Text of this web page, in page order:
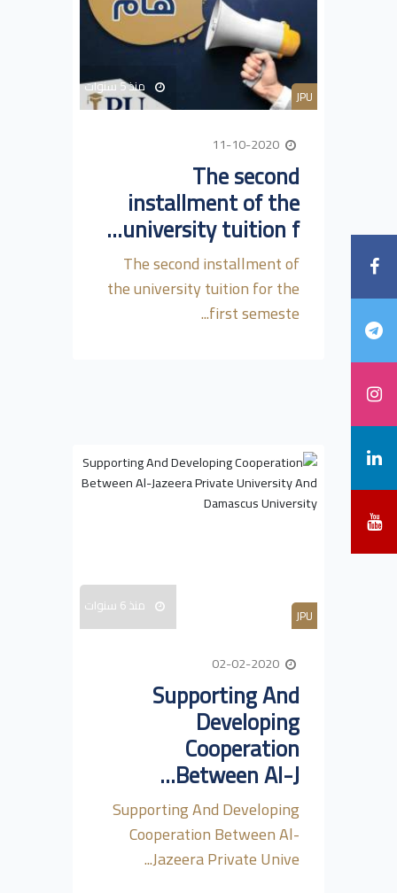
JPU منذ 5 سنوات
The second
installment of the
university tuition f...
The second installment of
the university tuition for the
first semeste...
JPU منذ 6 سنوات
Supporting And
Developing
Cooperation
Between Al-J...
Supporting And Developing
Cooperation Between Al-
Jazeera Private Unive...